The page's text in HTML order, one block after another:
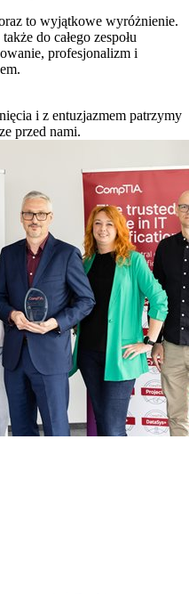
to wyjątkowe wyróżnienie.
do całego zespołu
profesjonalizm i
i z entuzjazmem patrzymy
przed nami.